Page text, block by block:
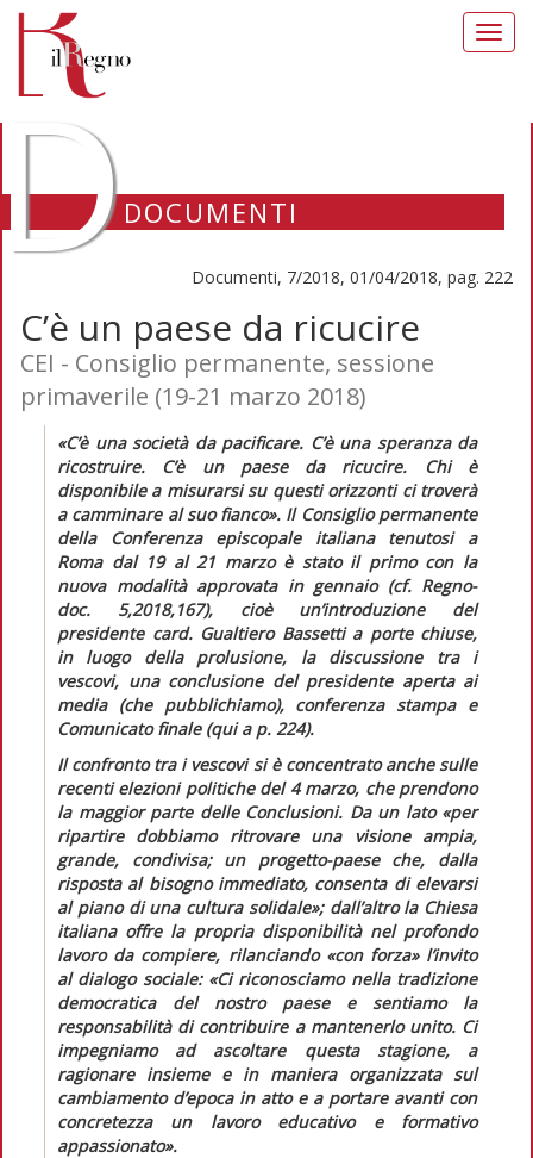
DOCUMENTI
Documenti, 7/2018, 01/04/2018, pag. 222
C’è un paese da ricucire
CEI - Consiglio permanente, sessione
primaverile (19-21 marzo 2018)
«C’è una società da pacificare. C’è una speranza da
ricostruire. C’è un paese da ricucire. Chi è
disponibile a misurarsi su questi orizzonti ci troverà
a camminare al suo fianco». Il Consiglio permanente
della Conferenza episcopale italiana tenutosi a
Roma dal 19 al 21 marzo è stato il primo con la
nuova modalità approvata in gennaio (cf. Regno-
doc. 5,2018,167), cioè un’introduzione del
presidente card. Gualtiero Bassetti a porte chiuse,
in luogo della prolusione, la discussione tra i
vescovi, una conclusione del presidente aperta ai
media (che pubblichiamo), conferenza stampa e
Comunicato finale (quia p. 224).
Il confronto tra i vescovi si è concentrato anche sulle
recenti elezioni politiche del 4 marzo, che prendono
la maggior parte delle Conclusioni. Da un lato «per
ripartire dobbiamo ritrovare una visione ampia,
grande, condivisa; un progetto-paese che, dalla
risposta al bisogno immediato, consenta di elevarsi
al piano di una cultura solidale»; dall’altro la Chiesa
italiana offre la propria disponibilità nel profondo
lavoro da compiere, rilanciando «con forza» l’invito
al dialogo sociale: «Ci riconosciamo nella tradizione
democratica del nostro paese e sentiamo la
responsabilità di contribuire a mantenerlo unito. Ci
impegniamo ad ascoltare questa stagione, a
ragionare insieme e in maniera organizzata sul
cambiamento d’epoca in atto e a portare avanti con
concretezza un lavoro educativo e formativo
appassionato».